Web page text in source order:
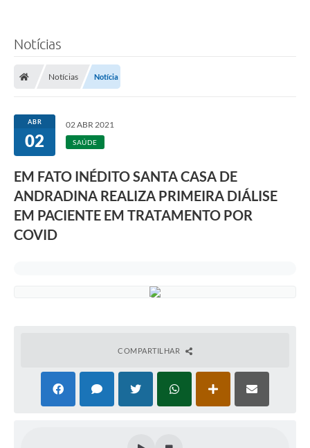
Notícias
Notícias Notícia
ABR
02
02 ABR 2021
SAÚDE
EM FATO INÉDITO SANTA CASA DE
ANDRADINA REALIZA PRIMEIRA DIÁLISE
EM PACIENTE EM TRATAMENTO POR
COVID
COMPARTILHAR